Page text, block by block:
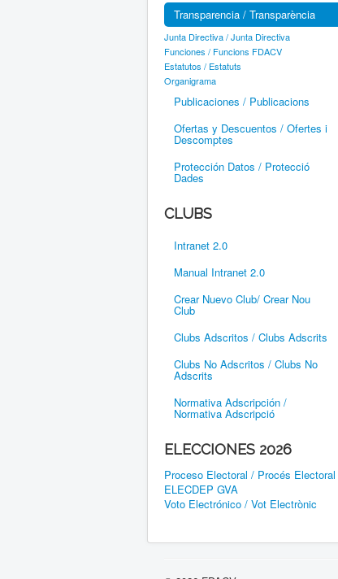
Transparencia / Transparència
Junta Directiva / Junta Directiva
Funciones / Funcions FDACV
Estatutos / Estatuts
Organigrama
Publicaciones / Publicacions
Ofertas y Descuentos / Ofertes i
Descomptes
Protección Datos / Protecció
Dades
CLUBS
Intranet 2.0
Manual Intranet 2.0
Crear Nuevo Club/ Crear Nou
Club
Clubs Adscritos / Clubs Adscrits
Clubs No Adscritos / Clubs No
Adscrits
Normativa Adscripción /
Normativa Adscripció
ELECCIONES 2026
Proceso Electoral / Procés Electoral
ELECDEP GVA
Voto Electrónico / Vot Electrònic